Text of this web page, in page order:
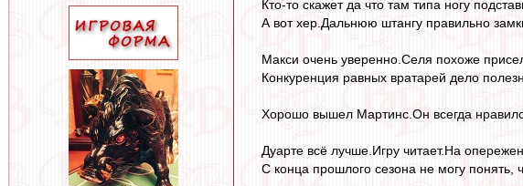
Кто-то скажет да что там типа ногу
А вот хер.Дальнюю штангу правильно
Макси очень уверенно.Селя похоже
Конкуренция равных вратарей дело
Хорошо вышел Мартинс.Он всегда
Дуарте всё лучше.Игру читает.На
С конца прошлого сезона не могу понять,